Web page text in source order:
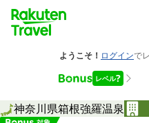
神奈川県箱根強羅温泉